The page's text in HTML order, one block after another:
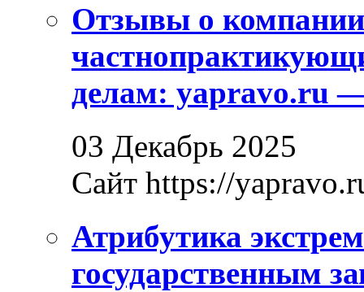
Отзывы о
делам: yapravo.ru
03 Декабрь 2025
Сайт https://
Атрибутика
государственным